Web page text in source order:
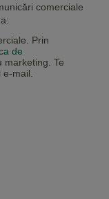
comerciale
Prin
de
marketing. Te
mail.